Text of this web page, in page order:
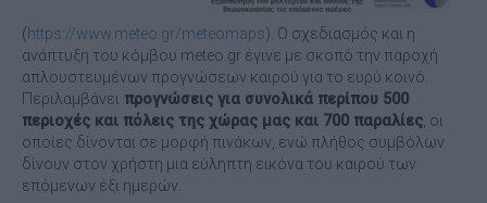
(https://www.meteo.gr/meteomaps). Ο σχεδιασμός και η
ανάπτυξη του κόμβου meteo.gr έγινε με σκοπό την παροχή
απλουστευμένων προγνώσεων καιρού για το ευρύ κοινό.
Περιλαμβάνει προγνώσεις για συνολικά περίπου 500
περιοχές και πόλεις της χώρας μας και 700 παραλίες, οι
οποίες δίνονται σε μορφή πινάκων, ενώ πλήθος συμβόλων
δίνουν στον χρήστη μια εύληπτη εικόνα του καιρού των
επόμενων έξι ημερών.